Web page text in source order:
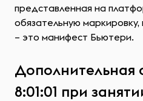
представленная на
обязательную
– это манифест Бьютери.
Дополнительная
8:01:01 при